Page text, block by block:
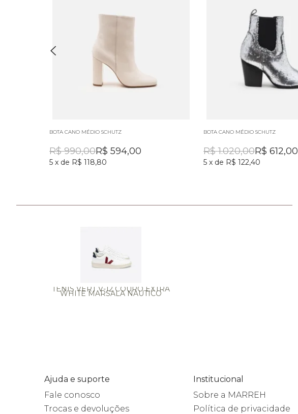
BOTA CANO MÉDIO SCHUTZ
R$ 990,00R$ 594,00
5 x de R$ 118,80
BOTA CANO MÉDIO SCHUTZ
R$ 1.020,00R$ 612,00
5 x de R$ 122,40
TÊNIS VERT V-12 COURO EXTRA
WHITE MARSALA NAUTICO
Ajuda e suporte
Fale conosco
Trocas e devoluções
Institucional
Sobre a MARREH
Política de privacidade